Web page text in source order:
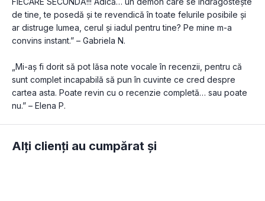
de tine, te posedă și te revendică în toate felurile posibile și
ar distruge lumea, cerul și iadul pentru tine? Pe mine m-a
convins instant.” – Gabriela N.
„Mi-aș fi dorit să pot lăsa note vocale în recenzii, pentru că
sunt complet incapabilă să pun în cuvinte ce cred despre
cartea asta. Poate revin cu o recenzie completă… sau poate
nu.” – Elena P.
Alți clienți au cumpărat și